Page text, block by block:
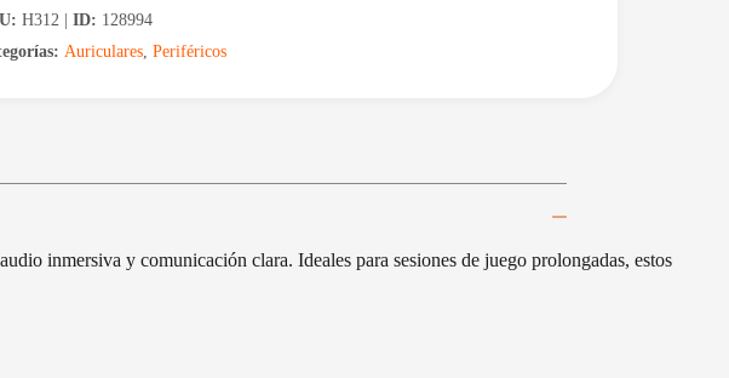
H312 | ID: 128994
Auriculares, Periféricos
inmersiva y comunicación clara. Ideales para sesiones de juego prolongadas, estos